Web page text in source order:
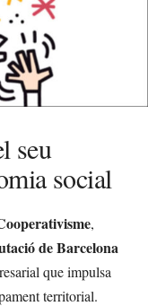
seu
social
,
de Barcelona
que impulsa
territorial.